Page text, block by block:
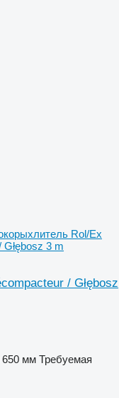
Rol/Ex
3 m
/ Głębosz
650 мм Требуемая